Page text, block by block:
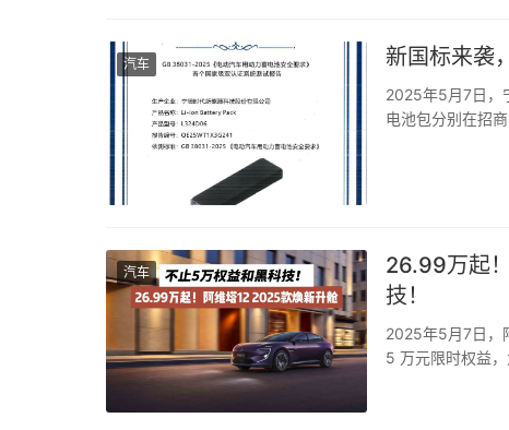
汽车 新国标来袭
2025年5月7日，
电池包分别在招
汽车
26.99万起
技！
2025年5月7日，
5 万元限时权益